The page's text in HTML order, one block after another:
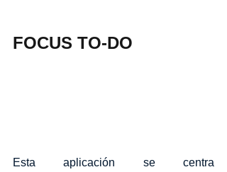
FOCUS TO-DO
Esta aplicación se centra